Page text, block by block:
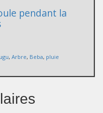
pendant la
, Arbre, Beba, pluie